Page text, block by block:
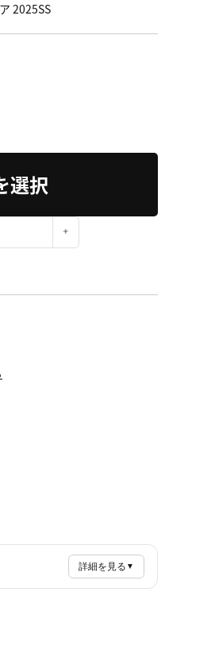
2025SS
選択
詳細を見る ▼